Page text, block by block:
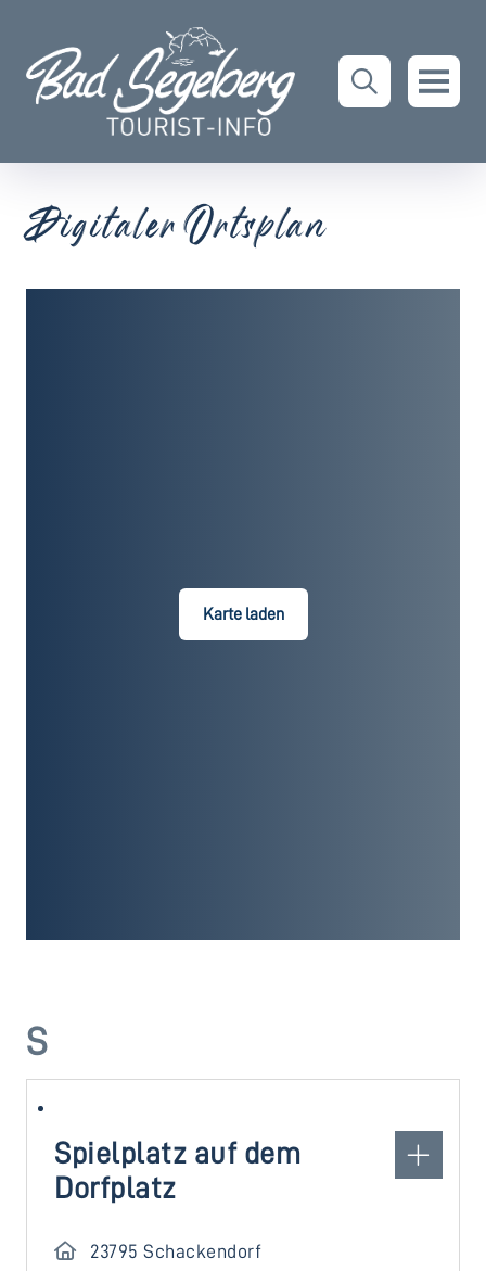
Digitaler Ortsplan
Karte laden
S
Spielplatz auf dem
Dorfplatz
23795 Schackendorf